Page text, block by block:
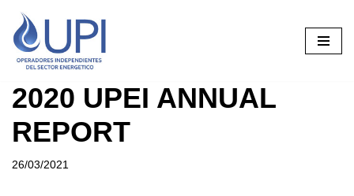
Saltar
al
2020 UPEI ANNUAL
REPORT
26/03/2021